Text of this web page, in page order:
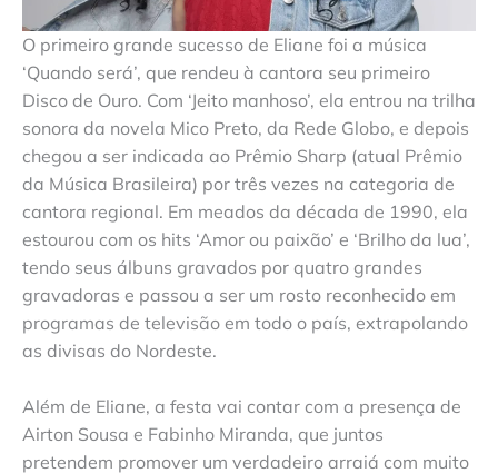
O primeiro grande sucesso de Eliane foi a música
‘Quando será’, que rendeu à cantora seu primeiro
Disco de Ouro. Com ‘Jeito manhoso’, ela entrou na trilha
sonora da novela Mico Preto, da Rede Globo, e depois
chegou a ser indicada ao Prêmio Sharp (atual Prêmio
da Música Brasileira) por três vezes na categoria de
cantora regional. Em meados da década de 1990, ela
estourou com os hits ‘Amor ou paixão’ e ‘Brilho da lua’,
tendo seus álbuns gravados por quatro grandes
gravadoras e passou a ser um rosto reconhecido em
programas de televisão em todo o país, extrapolando
as divisas do Nordeste.
Além de Eliane, a festa vai contar com a presença de
Airton Sousa e Fabinho Miranda, que juntos
pretendem promover um verdadeiro arraiá com muito